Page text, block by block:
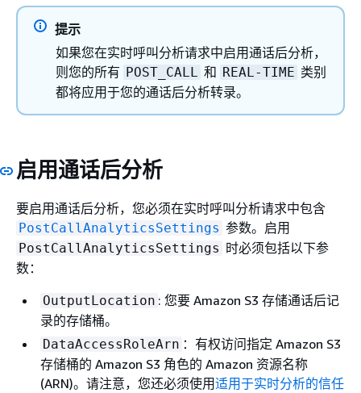
提示
如果您在实时呼叫分析请求中启用通话后分析，
则您的所有 POST_CALL 和 REAL-TIME 类别
都将应用于您的通话后分析转录。
启用通话后分析
要启用通话后分析，您必须在实时呼叫分析请求中包含
PostCallAnalyticsSettings 参数。启用
PostCallAnalyticsSettings 时必须包括以下参
数：
OutputLocation : 您要 Amazon S3 存储通话后记
录的存储桶。
DataAccessRoleArn ：有权访问指定 Amazon S3
存储桶的 Amazon S3 角色的 Amazon 资源名称
(ARN)。请注意，您还必须使用适用于实时分析的信任